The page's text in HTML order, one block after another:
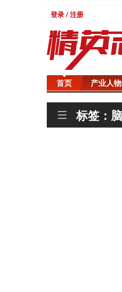
登录 / 注册
首页 产业人物
标签：